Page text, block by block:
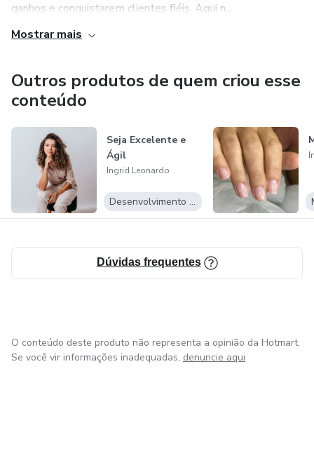
ganhos e conquistarem clientes fiéis. Aqui n...
Mostrar mais
Outros produtos de quem criou esse
conteúdo
Seja Excelente e
Ágil
Ingrid Leonardo
Desenvolvimento Pessoal
Dúvidas frequentes
O conteúdo deste produto não representa a opinião da Hotmart.
Se você vir informações inadequadas, denuncie aqui